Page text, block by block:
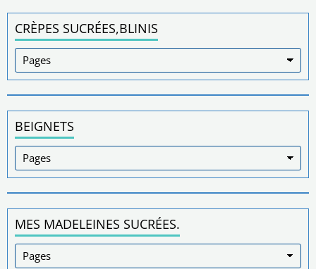
CRÈPES SUCRÉES,BLINIS
BEIGNETS
MES MADELEINES SUCRÉES.